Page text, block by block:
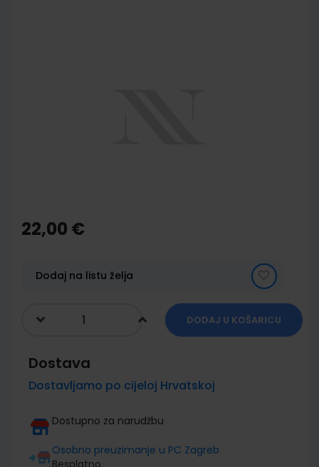
the
beginning
gallery
22,00 €
Dodaj na listu želja
DODAJ U KOŠARICU
Dostava
Dostavljamo po cijeloj Hrvatskoj
Dostupno za narudžbu
Osobno preuzimanje u PC Zagreb
Besplatno